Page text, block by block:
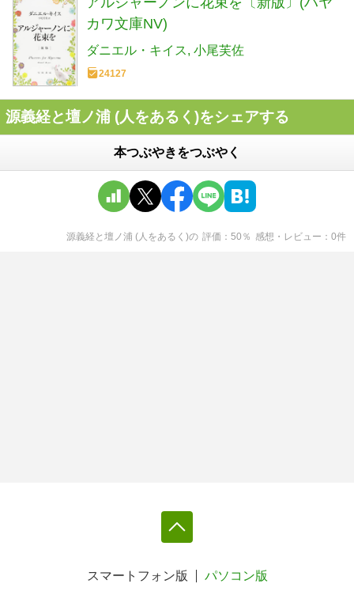
カワ文庫NV)
ダニエル・キイス 小尾芙佐
24127
源義経と壇ノ浦 (人をあるく)をシェアする
本つぶやきをつぶやく
源義経と壇ノ浦 (人をあるく)の 評価 50 ％ 感想・レビュー 0件
スマートフォン版 パソコン版